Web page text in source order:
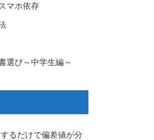
マホ依存
選び～中学生編～
するだけで偏差値が分